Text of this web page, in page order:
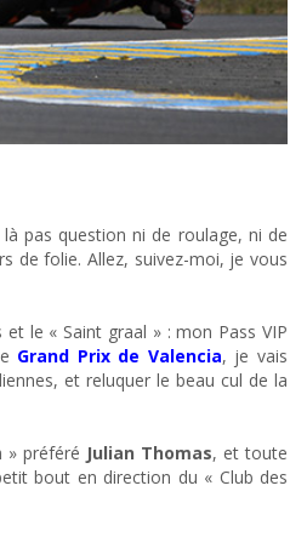
pas question ni de roulage, ni de
de folie. Allez, suivez-moi, je vous
le « Saint graal » : mon Pass VIP
Grand Prix de Valencia, je vais
et reluquer le beau cul de la
» préféré Julian Thomas, et toute
bout en direction du « Club des